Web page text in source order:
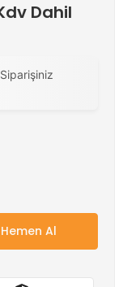
Dahil
Hemen Al